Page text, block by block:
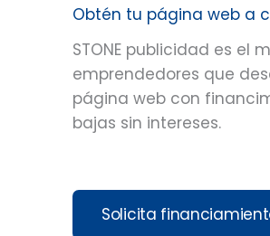
Obtén tu página web a
STONE publicidad es el
emprendedores que
página web con
bajas sin intereses.
Solicita